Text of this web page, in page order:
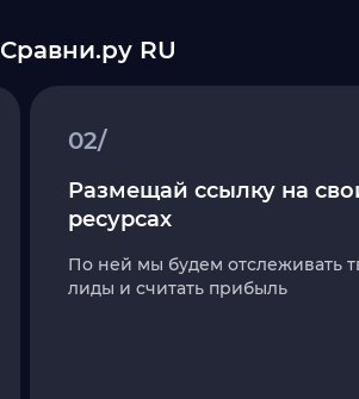
RU
02/
Размещай ссылку на
ресурсах
По ней мы будем отслеживать
лиды и считать прибыль